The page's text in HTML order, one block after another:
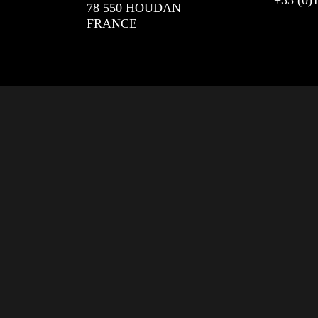
78 550 HOUDAN
FRANCE